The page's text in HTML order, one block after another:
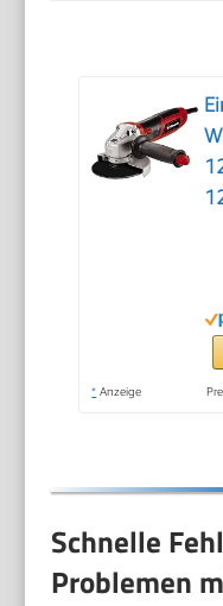
* Anzeige
Schnelle
Problemen